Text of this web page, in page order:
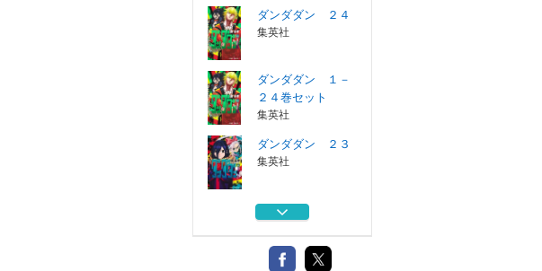
ダンダダン ２４
集英社
ダンダダン １－
２４巻セット
集英社
ダンダダン ２３
集英社
ダンダダン ２２